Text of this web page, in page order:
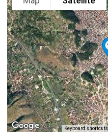
Keyboard shortcuts